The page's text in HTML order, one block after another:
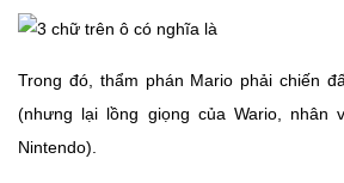
Trong đó, thẩm phán Mario phải chiến
(nhưng lại lồng giọng của Wario, nhân
Nintendo).